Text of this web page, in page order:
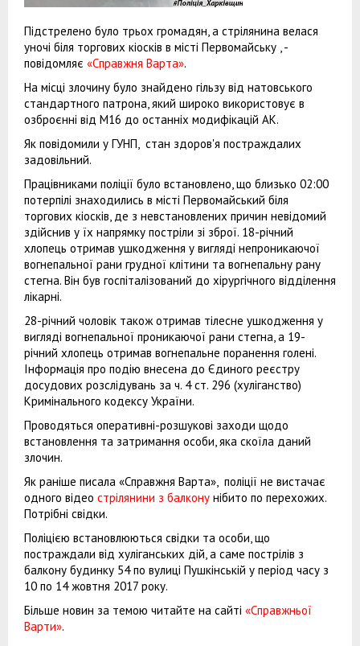
Підстрелено було трьох громадян, а стрілянина велася
уночі біля торгових кіосків в місті Первомайську , -
повідомляє «Справжня Варта».
На місці злочину було знайдено гільзу від натовського
стандартного патрона, який широко використовує в
озброєнні від М16 до останніх модифікацій АК.
Як повідомили у ГУНП, стан здоров'я постраждалих
задовільний.
Працівниками поліції було встановлено, що близько 02:00
потерпілі знаходились в місті Первомайський біля
торгових кіосків, де з невстановлених причин невідомий
здійснив у їх напрямку постріли зі зброї. 18-річний
хлопець отримав ушкодження у вигляді непроникаючої
вогнепальної рани грудної клітини та вогнепальну рану
стегна. Він був госпіталізований до хірургічного відділення
лікарні.
28-річний чоловік також отримав тілесне ушкодження у
вигляді вогнепальної проникаючої рани стегна, а 19-
річний хлопець отримав вогнепальне поранення голені.
Інформація про подію внесена до Єдиного реєстру
досудових розслідувань за ч. 4 ст. 296 (хуліганство)
Кримінального кодексу України.
Проводяться оперативні-розшукові заходи щодо
встановлення та затримання особи, яка скоїла даний
злочин.
Як раніше писала «Справжня Варта», поліції не вистачає
одного відео стрілянини з балкону нібито по перехожих.
Потрібні свідки.
Поліцією встановлюються свідки та особи, що
постраждали від хуліганських дій, а саме пострілів з
балкону будинку 54 по вулиці Пушкінській у період часу з
10 по 14 жовтня 2017 року.
Більше новин за темою читайте на сайті «Справжньої
Варти».